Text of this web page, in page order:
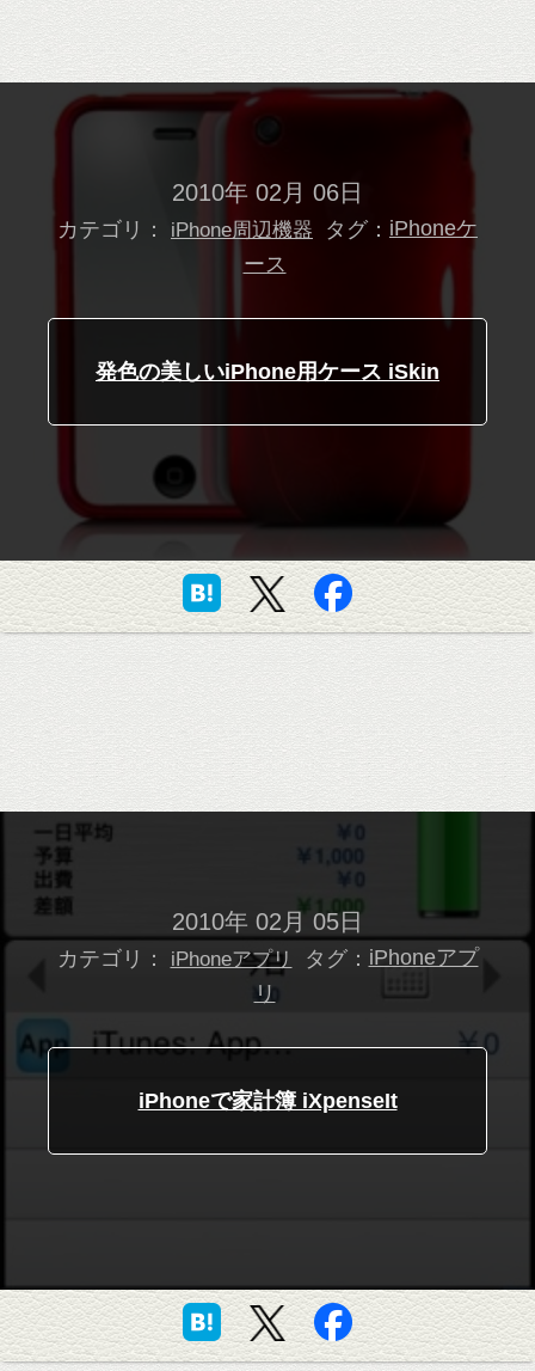
2010年 02月 06日
カテゴリ： iPhone周辺機器 タグ： iPhoneケ
ース
発色の美しいiPhone用ケース iSkin
2010年 02月 05日
カテゴリ： iPhoneアプリ タグ： iPhoneアプ
リ
iPhoneで家計簿 iXpenseIt